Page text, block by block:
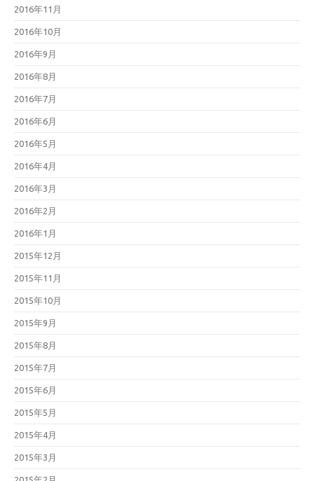
2016年11月
2016年10月
2016年9月
2016年8月
2016年7月
2016年6月
2016年5月
2016年4月
2016年3月
2016年2月
2016年1月
2015年12月
2015年11月
2015年10月
2015年9月
2015年8月
2015年7月
2015年6月
2015年5月
2015年4月
2015年3月